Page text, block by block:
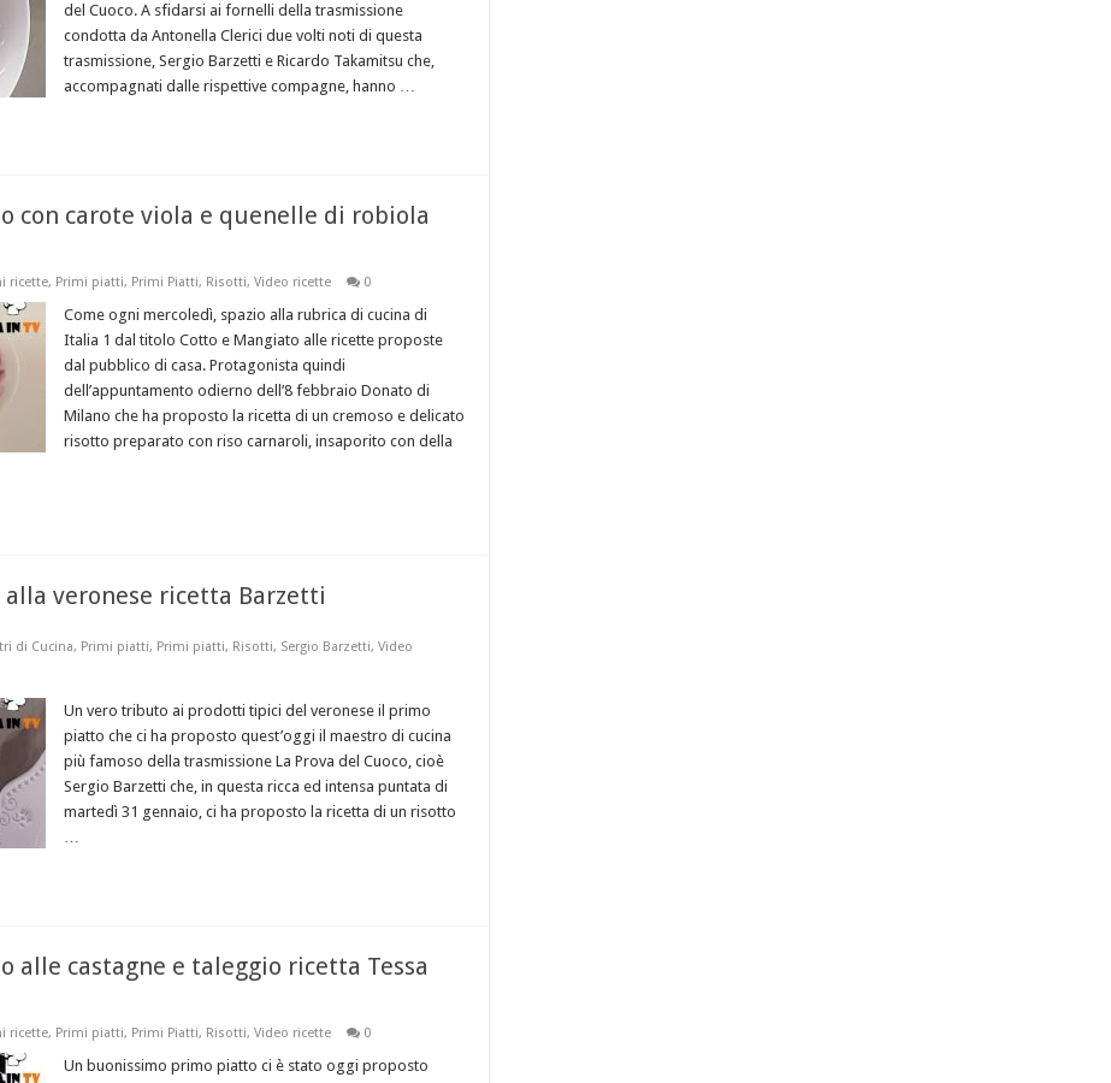
del Cuoco. A sfidarsi ai fornelli della trasmissione
condotta da Antonella Clerici due volti noti di questa
trasmissione, Sergio Barzetti e Ricardo Takamitsu che,
accompagnati dalle rispettive compagne, hanno …
con carote viola e quenelle di robiola
ricette, Primi piatti, Primi Piatti, Risotti, Video ricette 0
Come ogni mercoledì, spazio alla rubrica di cucina di
Italia 1 dal titolo Cotto e Mangiato alle ricette proposte
dal pubblico di casa. Protagonista quindi
dell’appuntamento odierno dell’8 febbraio Donato di
Milano che ha proposto la ricetta di un cremoso e delicato
risotto preparato con riso carnaroli, insaporito con della
veronese ricetta Barzetti
di Cucina, Primi piatti, Primi piatti, Risotti, Sergio Barzetti, Video
Un vero tributo ai prodotti tipici del veronese il primo
piatto che ci ha proposto quest’oggi il maestro di cucina
più famoso della trasmissione La Prova del Cuoco, cioè
Sergio Barzetti che, in questa ricca ed intensa puntata di
martedì 31 gennaio, ci ha proposto la ricetta di un risotto
…
alle castagne e taleggio ricetta Tessa
ricette, Primi piatti, Primi Piatti, Risotti, Video ricette 0
Un buonissimo primo piatto ci è stato oggi proposto